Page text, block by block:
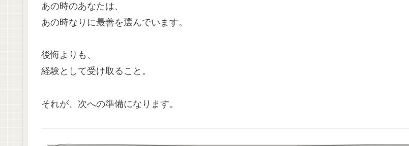
あの時のあなたは、
あの時なりに最善を選んでいます。
後悔よりも、
経験として受け取ること。
それが、次への準備になります。